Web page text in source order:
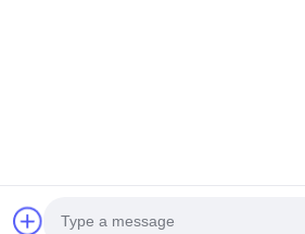
εργοστάσιο.Copyright © 2026